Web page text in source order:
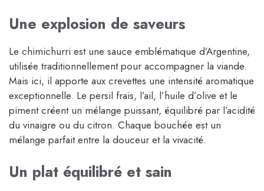
Une explosion de saveurs
Le chimichurri est une sauce emblématique d’Argentine,
utilisée traditionnellement pour accompagner la viande.
Mais ici, il apporte aux crevettes une intensité aromatique
exceptionnelle. Le persil frais, l’ail, l’huile d’olive et le
piment créent un mélange puissant, équilibré par l’acidité
du vinaigre ou du citron. Chaque bouchée est un
mélange parfait entre la douceur et la vivacité.
Un plat équilibré et sain